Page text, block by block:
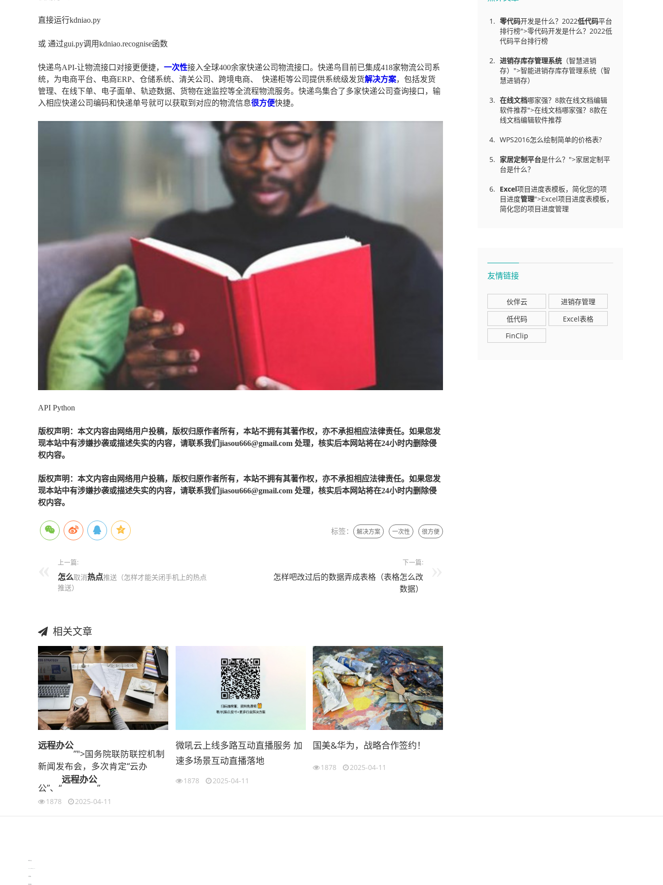
直接运行kdniao.py
或 通过gui.py调用kdniao.recognise函数
快递鸟API-让物流接口对接更便捷， 一次性接入全球400余家快递公司物流接口。快递鸟目前已集成418家物流公司系
统，为电商平台、电商ERP、仓储系统、清关公司、跨境电商、 快递柜等公司提供系统级发货解决方案，包括发货
管理、在线下单、电子面单、轨迹数据、货物在途监控等全流程物流服务。快递鸟集合了多家快递公司查询接口，输
入相应快递公司编码和快递单号就可以获取到对应的物流信息很方便快捷。
API Python
版权声明：本文内容由网络用户投稿，版权归原作者所有，本站不拥有其著作权，亦不承担相应法律责任。如果您发
现本站中有涉嫌抄袭或描述失实的内容，请联系我们jiasou666@gmail.com 处理，核实后本网站将在24小时内删除侵
权内容。
版权声明：本文内容由网络用户投稿，版权归原作者所有，本站不拥有其著作权，亦不承担相应法律责任。如果您发
现本站中有涉嫌抄袭或描述失实的内容，请联系我们jiasou666@gmail.com 处理，核实后本网站将在24小时内删除侵
权内容。
标签： 解决方案 一次性 很方便
上一篇:
怎么取消热点推送（怎样才能关闭手机上的热点
推送）
下一篇:
怎样吧改过后的数据弄成表格（表格怎么改
数据）
相关文章
远程办公
”">国务院联防联控机制
新闻发布会，多次肯定“云办
公”、“
远程办公
”
1878 2025-04-11
微吼云上线多路互动直播服务 加
速多场景互动直播落地
1878 2025-04-11
国美&华为，战略合作签约！
1878 2025-04-11
零代码开发是什么？2022低代码平台
排行榜">零代码开发是什么？2022低
代码平台排行榜
进销存库存管理系统 （智慧进销
存）">智能进销存库存管理系统（智
慧进销存）
在线文档哪家强？8款在线文档编辑
软件推荐">在线文档哪家强？8款在
线文档编辑软件推荐
WPS2016怎么绘制简单的价格表?
家居定制平台是什么？">家居定制平
台是什么？
Excel项目进度表模板，简化您的项
目进度管理">Excel项目进度表模板，
简化您的项目进度管理
友情链接
伙伴云
进销存管理
低代码
Excel表格
FinClip